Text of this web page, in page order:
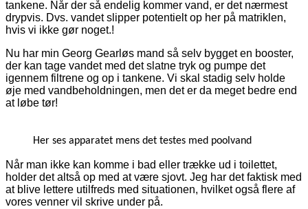
tankene. Når der så endelig kommer vand, er det nærmest
drypvis. Dvs. vandet slipper potentielt op her på matriklen,
hvis vi ikke gør noget.!
Nu har min Georg Gearløs mand så selv bygget en booster,
der kan tage vandet med det slatne tryk og pumpe det
igennem filtrene og op i tankene. Vi skal stadig selv holde
øje med vandbeholdningen, men det er da meget bedre end
at løbe tør!
Her ses apparatet mens det testes med poolvand
Når man ikke kan komme i bad eller trække ud i toilettet,
holder det altså op med at være sjovt. Jeg har det faktisk med
at blive lettere utilfreds med situationen, hvilket også flere af
vores venner vil skrive under på.